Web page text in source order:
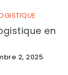
en
2, 2025